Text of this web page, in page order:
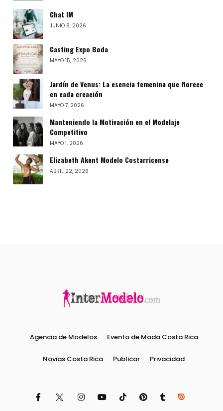
Chat IM
JUNIO 8, 2026
Casting Expo Boda
MAYO 15, 2026
Jardín de Venus: La esencia femenina que florece
en cada creación
MAYO 7, 2026
Manteniendo la Motivación en el Modelaje
Competitivo
MAYO 1, 2026
Elizabeth Akent Modelo Costarricense
ABRIL 22, 2026
Agencia de Modelos Evento de Moda Costa Rica
Novias Costa Rica Publicar Privacidad